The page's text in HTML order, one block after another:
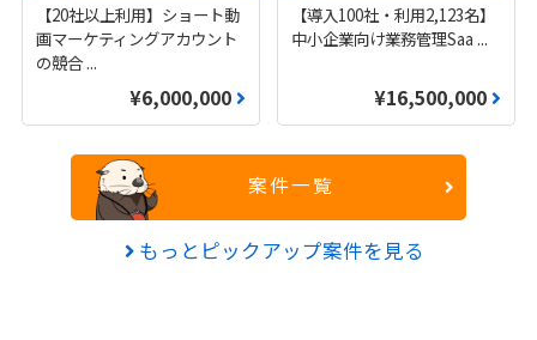
【20社以上利用】ショート動
画マーケティングアカウント
の競合...
¥6,000,000
【導入100社・利用2,123名】
中小企業向け業務管理Saa ...
¥16,500,000
案件一覧
もっとピックアップ案件を見る